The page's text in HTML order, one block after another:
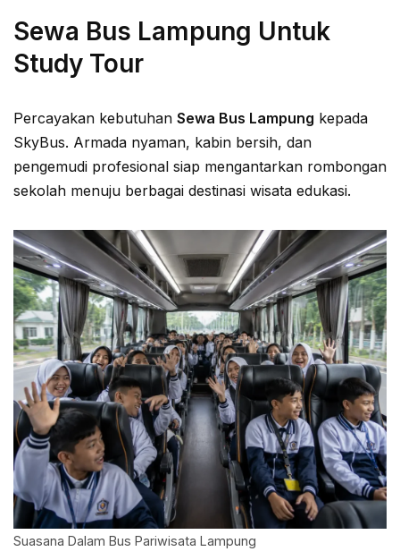
Sewa Bus Lampung Untuk
Study Tour
Percayakan kebutuhan Sewa Bus Lampung kepada
SkyBus. Armada nyaman, kabin bersih, dan
pengemudi profesional siap mengantarkan rombongan
sekolah menuju berbagai destinasi wisata edukasi.
Suasana Dalam Bus Pariwisata Lampung